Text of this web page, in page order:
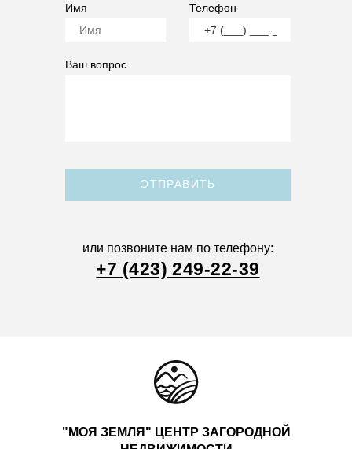
Имя Телефон
Ваш вопрос
ОТПРАВИТЬ
или позвоните нам по телефону:
+7 (423) 249-22-39
"МОЯ ЗЕМЛЯ" ЦЕНТР ЗАГОРОДНОЙ